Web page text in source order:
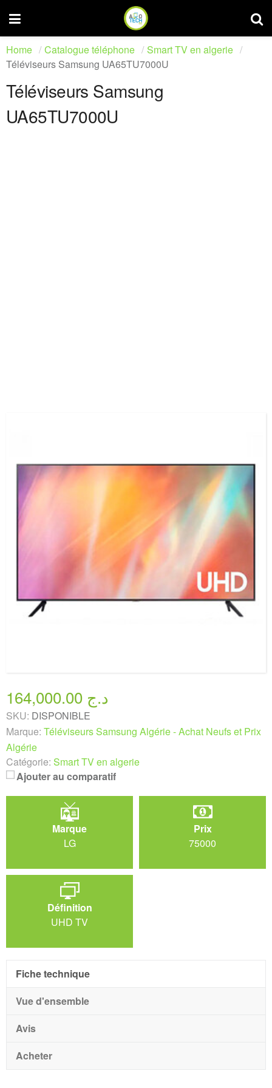
Home Catalogue téléphone
Smart TV en algerie
Téléviseurs Samsung UA65TU7000U
Téléviseurs Samsung
UA65TU7000U
164,000.00 د.ج
SKU: DISPONIBLE
Marque: Téléviseurs Samsung Algérie - Achat Neufs et Prix
Algérie
Catégorie: Smart TV en algerie
Ajouter au comparatif
Marque
LG
Prix
75000
Définition
UHD TV
Fiche technique
Vue d'ensemble
Avis
Acheter